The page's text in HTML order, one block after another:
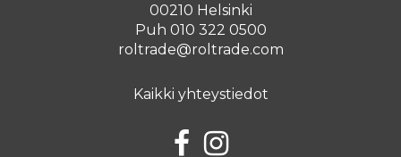
00210 Helsinki
Puh 010 322 0500
roltrade@roltrade.com
Kaikki yhteystiedot
FacebookInstagram